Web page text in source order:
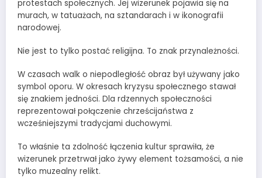
protestach społecznych. Jej wizerunek pojawia się na
murach, w tatuażach, na sztandarach i w ikonografii
narodowej.
Nie jest to tylko postać religijna. To znak przynależności.
W czasach walk o niepodległość obraz był używany jako
symbol oporu. W okresach kryzysu społecznego stawał
się znakiem jedności. Dla rdzennych społeczności
reprezentował połączenie chrześcijaństwa z
wcześniejszymi tradycjami duchowymi.
To właśnie ta zdolność łączenia kultur sprawiła, że
wizerunek przetrwał jako żywy element tożsamości, a nie
tylko muzealny relikt.